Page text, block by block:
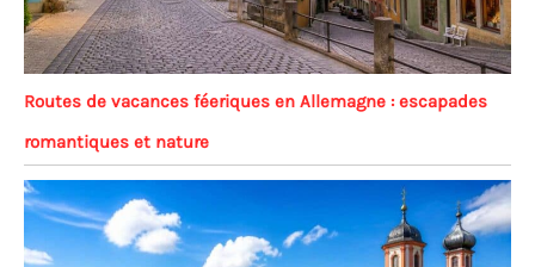
Routes de vacances féeriques en Allemagne : escapades
romantiques et nature